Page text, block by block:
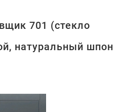
701 (стекло
натуральный шпон